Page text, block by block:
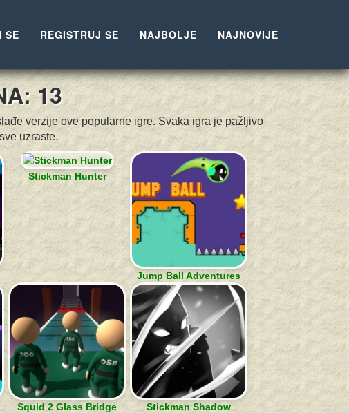
SE REGISTRUJ SE NAJBOLJE NAJNOVIJE
13
verzije ove popularne igre. Svaka igra je pažljivo
uzraste.
Stickman Hunter
Jump Ball Adventures
Squid 2 Glass Bridge
Stickman Shadow